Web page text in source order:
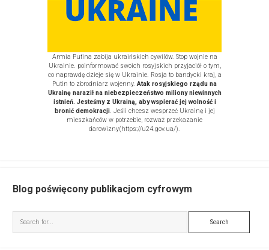
Armia Putina zabija ukraińskich cywilów. Stop wojnie na
Ukrainie. poinformować swoich rosyjskich przyjaciół o tym,
co naprawdę dzieje się w Ukrainie. Rosja to bandycki kraj, a
Putin to zbrodniarz wojenny.Atak rosyjskiego rządu na
Ukrainę naraził na niebezpieczeństwo miliony niewinnych
istnień. Jesteśmy z Ukrainą, aby wspierać jej wolność i
bronić demokracji. Jeśli chcesz wesprzeć Ukrainę i jej
mieszkańców w potrzebie, rozważ przekazanie
darowizny(https://u24.gov.ua/).
Blog poświęcony publikacjom cyfrowym
Search